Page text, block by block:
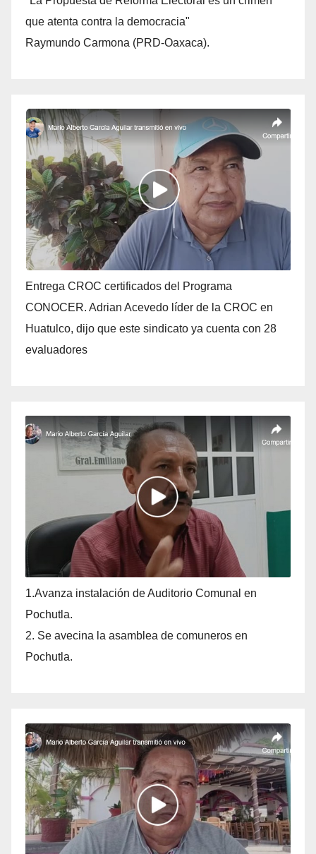
que atenta contra la democracia"
Raymundo Carmona (PRD-Oaxaca).
Entrega CROC certificados del Programa
CONOCER. Adrian Acevedo líder de la CROC en
Huatulco, dijo que este sindicato ya cuenta con 28
evaluadores
1.Avanza instalación de Auditorio Comunal en
Pochutla.
2. Se avecina la asamblea de comuneros en
Pochutla.